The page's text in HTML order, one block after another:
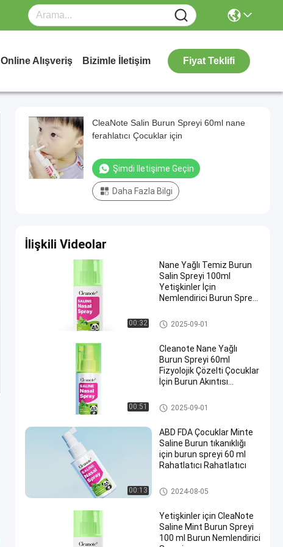
Online Alışveriş Bizimle İletişim Fiyat Teklifi
CleaNote Salin Burun Spreyi 60ml nane
ferahlatıcı Çocuklar için
Şimdi Iletişime Geçin
Daha Fazla Bilgi
İlişkili Videolar
00:32
Nane Yağlı Temiz Burun
Salin Spreyi 100ml
Yetişkinler İçin
Nemlendirici Burun Spreyi
nane tuzlu burun spreyi
2025-09-01
00:51
Cleanote Nane Yağlı
Burun Spreyi 60ml
Fizyolojik Çözelti Çocuklar
İçin Burun Akıntısı
Dondurma burun spreyi
2025-09-01
00:13
ABD FDA Çocuklar Minte
Saline Burun tıkanıklığı
için burun spreyi 60 ml
Rahatlatıcı Rahatlatıcı
Karışıklık için tuzlu burun spre
yi
2024-08-05
Yetişkinler için CleaNote
Saline Mint Burun Spreyi
100 ml Burun Nemlendirici